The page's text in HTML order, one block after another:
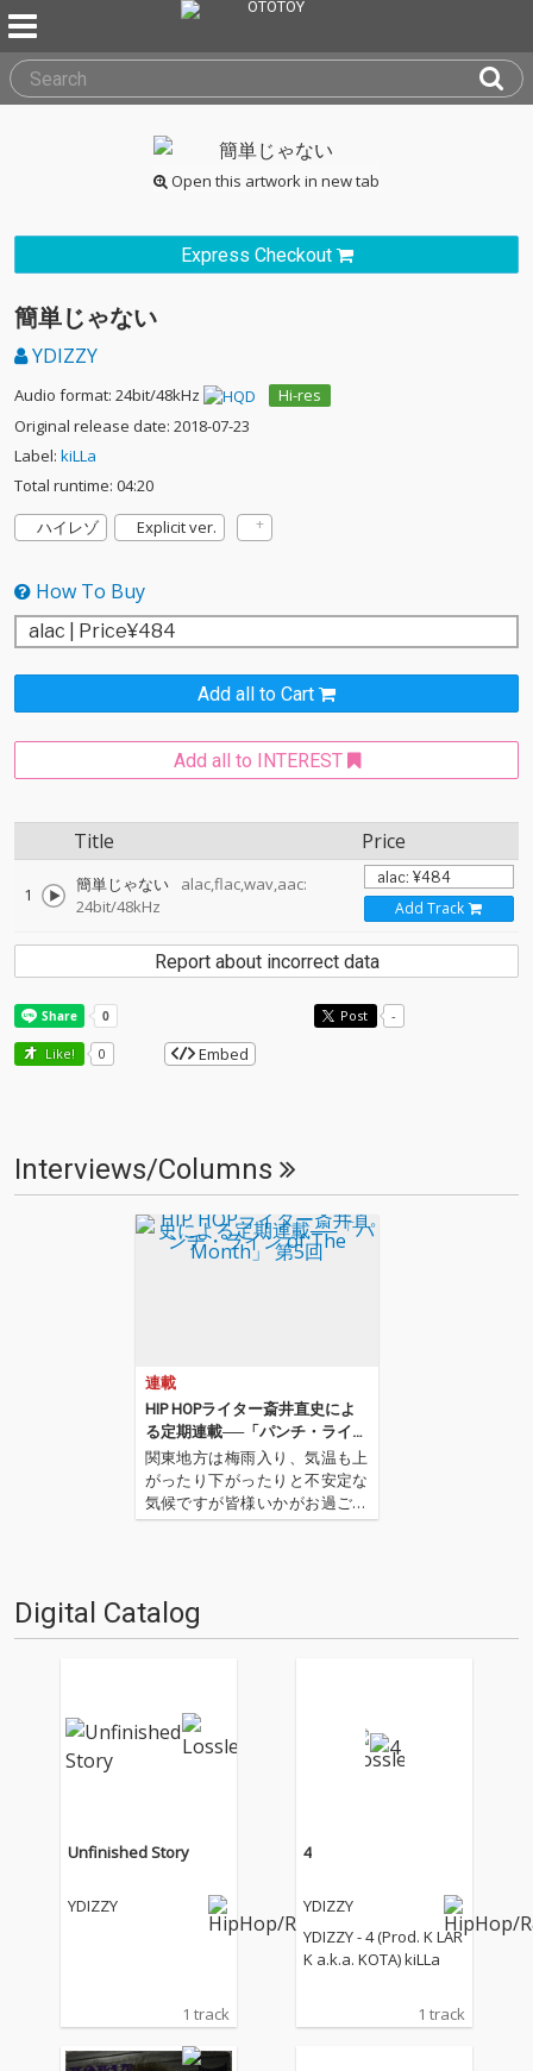
Open this artwork in new tab
Express Checkout
簡単じゃない
YDIZZY
Audio format: 24bit/48kHz
Hi-res
Original release date: 2018-07-23
Label: kiLLa
Total runtime: 04:20
ハイレゾ
Explicit ver.
How To Buy
Add all to Cart
Add all to INTEREST
Title Price
1 簡単じゃない
alac,flac,wav,aac:
24bit/48kHz
Add Track
Report about incorrect data
Post -
Like! 0 Embed
Interviews/Columns
連載
HIP HOPライター斎井直史によ
る定期連載──「パンチ・ライン
of The Month」 第5回
関東地方は梅雨入り、気温も上
がったり下がったりと不安定な
気候ですが皆様いかがお過ごし
でしょうか? HIP HOPライタ
屋を中心に活躍するラッパー、
SOCKSがリ…
Digital Catalog
Unfinished Story
YDIZZY
1 track
4
YDIZZY
YDIZZY - 4 (Prod. K LAR
K a.k.a. KOTA) kiLLa
1 track